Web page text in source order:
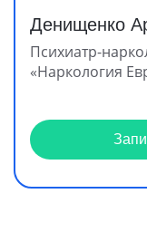
Денищенко
Психиатр-
«Наркология